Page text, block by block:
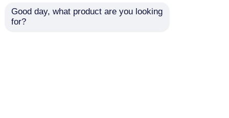
Good day, what product are you looking
for?